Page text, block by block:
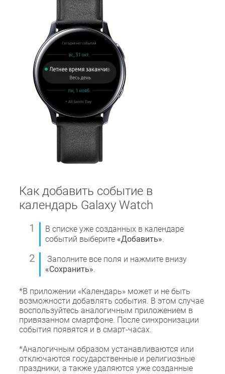
Как добавить событие в
календарь Galaxy Watch
В списке уже созданных в календаре
событий выберите «Добавить».
Заполните все поля и нажмите внизу
«Сохранить».
*В приложении «Календарь» может и не быть
возможности добавлять события. В этом случае
воспользуйтесь аналогичным приложением в
привязанном смартфоне. После синхронизации
события появятся и в смарт-часах.
*Аналогичным образом устанавливаются или
отключаются государственные и религиозные
праздники, а также удаляются уже созданные